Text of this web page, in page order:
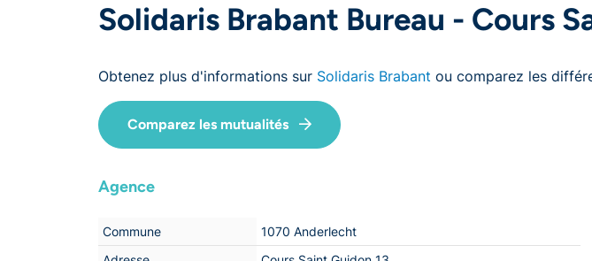
Solidaris Brabant Bureau - Cours
Obtenez plus d'informations sur Solidaris Brabant ou comparez les
Comparez les mutualités
Agence
Commune
1070 Anderlecht